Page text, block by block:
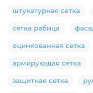
штукатурная сетка
сетка рабица
оцинкованная сетка
армирующая сетка
защитная сетка